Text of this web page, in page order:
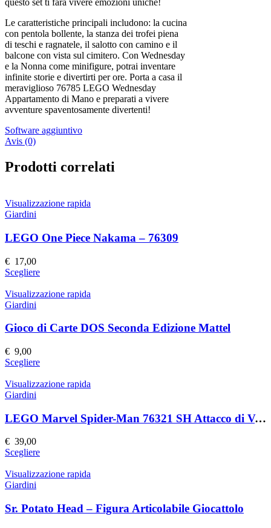
questo set ti farà vivere emozioni uniche!
Le caratteristiche principali includono: la cucina
con pentola bollente, la stanza dei trofei piena
di teschi e ragnatele, il salotto con camino e il
balcone con vista sul cimitero. Con Wednesday
e la Nonna come minifigure, potrai inventare
infinite storie e divertirti per ore. Porta a casa il
meraviglioso 76785 LEGO Wednesday
Appartamento di Mano e preparati a vivere
avventure spaventosamente divertenti!
Software aggiuntivo
Avis (0)
Prodotti correlati
Visualizzazione rapida
Giardini
LEGO One Piece Nakama – 76309
€ 17,00
ScegliereQuesto
ha
Le
scelte
nella
pagina
prodotto
Visualizzazione rapida
Giardini
Gioco di Carte DOS Seconda Edizione Mattel
€ 9,00
ScegliereQuesto
ha
Le
opzioni
scelte
nella
pagina
prodotto
Visualizzazione rapida
Giardini
LEGO Marvel Spider-Man 76321 SH Attacco di Venom
€ 39,00
ScegliereQuesto
ha
Le
opzioni
Visualizzazione rapida
Giardini
Sr. Potato Head – Figura Articolabile Giocattolo